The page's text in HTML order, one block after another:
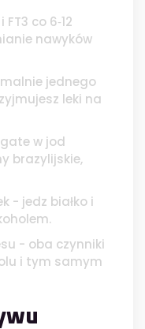
co 6‑12
nawyków
jednego
leki na
w jod
brazylijskie,
- jedz białko i
- oba czynniki
i tym samym